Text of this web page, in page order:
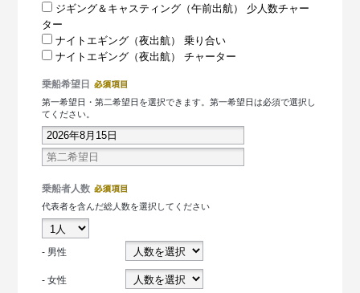
ジギング＆キャスティング（午前出航） 少人数チャー
ター
ナイトエギング（夜出航） 乗り合い
ナイトエギング（夜出航） チャーター
乗船希望日
第一希望日・第二希望日を選択できます。第一希望日は必須で選択し
てください。
乗船者人数
代表者を含んだ総人数を選択してください
- 男性
- 女性